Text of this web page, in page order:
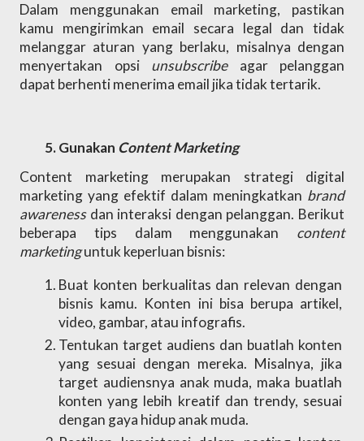
Dalam menggunakan email marketing, pastikan
kamu mengirimkan email secara legal dan tidak
melanggar aturan yang berlaku, misalnya dengan
menyertakan opsi unsubscribe agar pelanggan
dapat berhenti menerima email jika tidak tertarik.
Gunakan Content Marketing
Content marketing merupakan strategi digital
marketing yang efektif dalam meningkatkan brand
awareness dan interaksi dengan pelanggan. Berikut
beberapa tips dalam menggunakan content
marketing untuk keperluan bisnis:
Buat konten berkualitas dan relevan dengan
bisnis kamu. Konten ini bisa berupa artikel,
video, gambar, atau infografis.
Tentukan target audiens dan buatlah konten
yang sesuai dengan mereka. Misalnya, jika
target audiensnya anak muda, maka buatlah
konten yang lebih kreatif dan trendy, sesuai
dengan gaya hidup anak muda.